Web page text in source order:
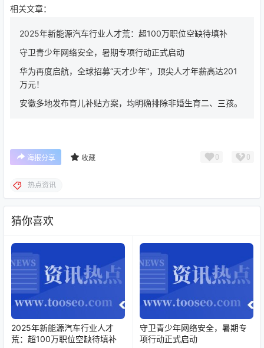
相关文章：
2025年新能源汽车行业人才荒：超100万职位空缺待填补
守卫青少年网络安全，暑期专项行动正式启动
华为再度启航，全球招募“天才少年”，顶尖人才年薪高达201
万元！
安徽多地发布育儿补贴方案，均明确排除非婚生育二、三孩。
海报分享 收藏 0 0
热点资讯
猜你喜欢
2025年新能源汽车行业人才
荒：超100万职位空缺待填补
守卫青少年网络安全，暑期专
项行动正式启动